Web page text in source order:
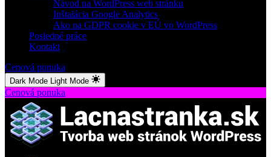
Návod na WordPress web stránku
Inštalácia Google Analytics
Ako na GDPR cookie v EÚ vo WordPress
Posledné práce
Kontakt
Cenová ponuka
Dark Mode Light Mode
Cenová ponuka